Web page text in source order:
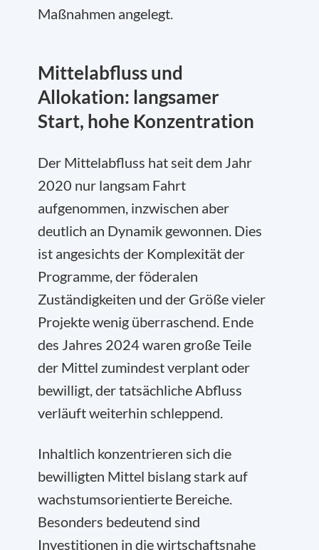
Maßnahmen angelegt.
Mittelabfluss und
Allokation: langsamer
Start, hohe Konzentration
Der Mittelabfluss hat seit dem Jahr
2020 nur langsam Fahrt
aufgenommen, inzwischen aber
deutlich an Dynamik gewonnen. Dies
ist angesichts der Komplexität der
Programme, der föderalen
Zuständigkeiten und der Größe vieler
Projekte wenig überraschend. Ende
des Jahres 2024 waren große Teile
der Mittel zumindest verplant oder
bewilligt, der tatsächliche Abfluss
verläuft weiterhin schleppend.
Inhaltlich konzentrieren sich die
bewilligten Mittel bislang stark auf
wachstumsorientierte Bereiche.
Besonders bedeutend sind
Investitionen in die wirtschaftsnahe